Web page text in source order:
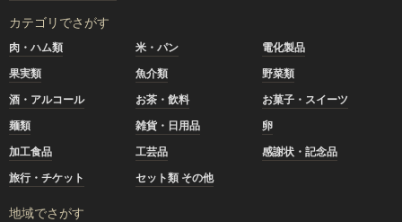
カテゴリでさがす
肉・ハム類 米・パン
電化製品
果実類
魚介類
野菜類
酒・アルコール
お茶・飲料
お菓子・スイーツ
麺類
雑貨・日用品
卵
加工食品
工芸品
感謝状・記念品
旅行・チケット
セット類 その他
地域でさがす